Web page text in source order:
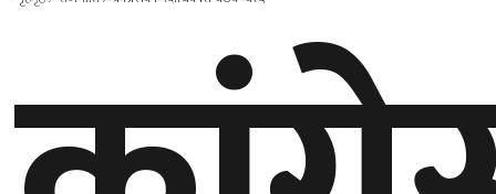
प्रदेश
१
प्रदेश
२